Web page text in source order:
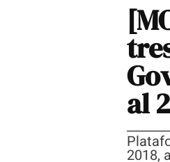
al
2018,